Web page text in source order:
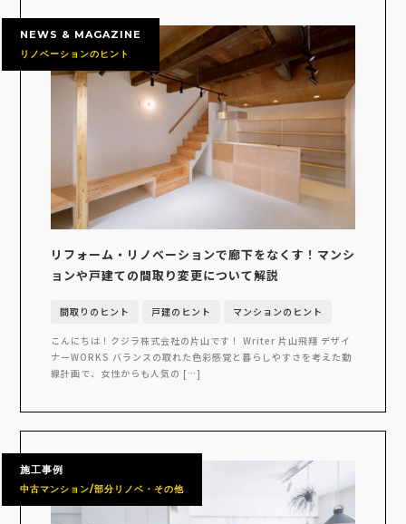
NEWS & MAGAZINE
リノベーションのヒント
リフォーム・リノベーションで廊下をなくす！マンシ
ョンや戸建ての間取り変更について解説
間取りのヒント 戸建のヒント マンションのヒント
こんにちは！クジラ株式会社の片山です！ Writer 片山飛翔 デザイ
ナーWORKS バランスの取れた色彩感覚と暮らしやすさを考えた動
線計画で、女性からも人気の […]
施工事例
中古マンション/部分リノベ・その他